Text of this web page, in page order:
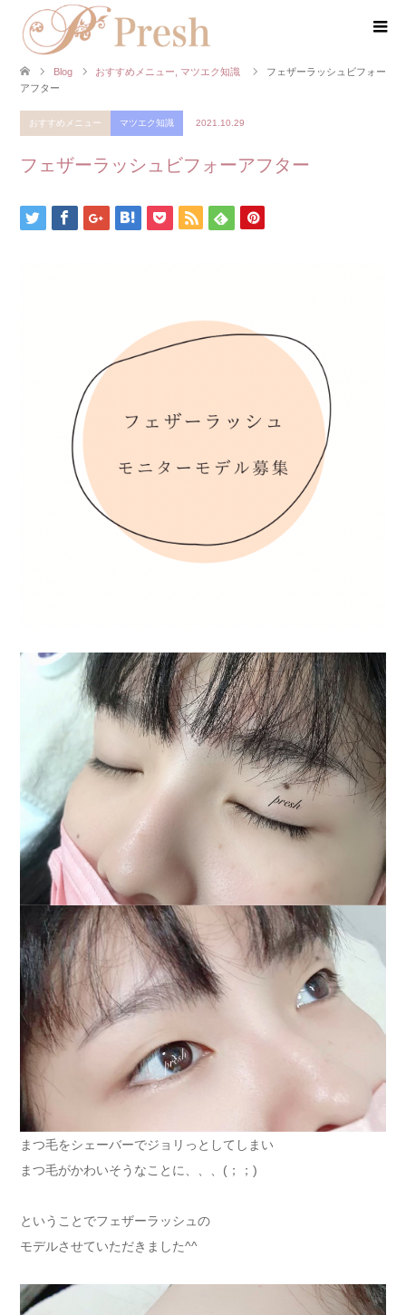
Blog おすすめメニュー マツエク知識
フェザーラッシュビフォー
アフター
おすすめメニュー マツエク知識 2021.10.29
フェザーラッシュビフォーアフター
まつ毛をシェーバーでジョリっとしてしまい
まつ毛がかわいそうなことに、、、(；；)
ということでフェザーラッシュの
モデルさせていただきました^^